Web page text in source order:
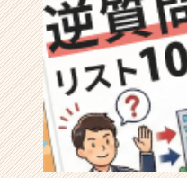
が
届
く
就
サ
イ
ト
チ